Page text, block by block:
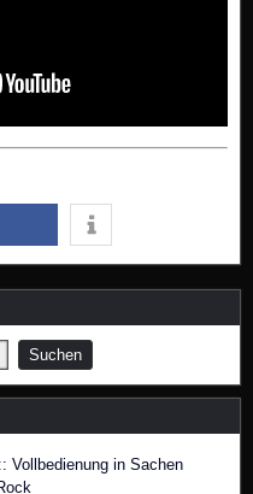
Vollbedienung in Sachen